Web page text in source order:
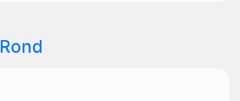
Rond